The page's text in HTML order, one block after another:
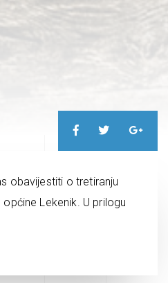
obavijestiti o tretiranju
Lekenik. U prilogu